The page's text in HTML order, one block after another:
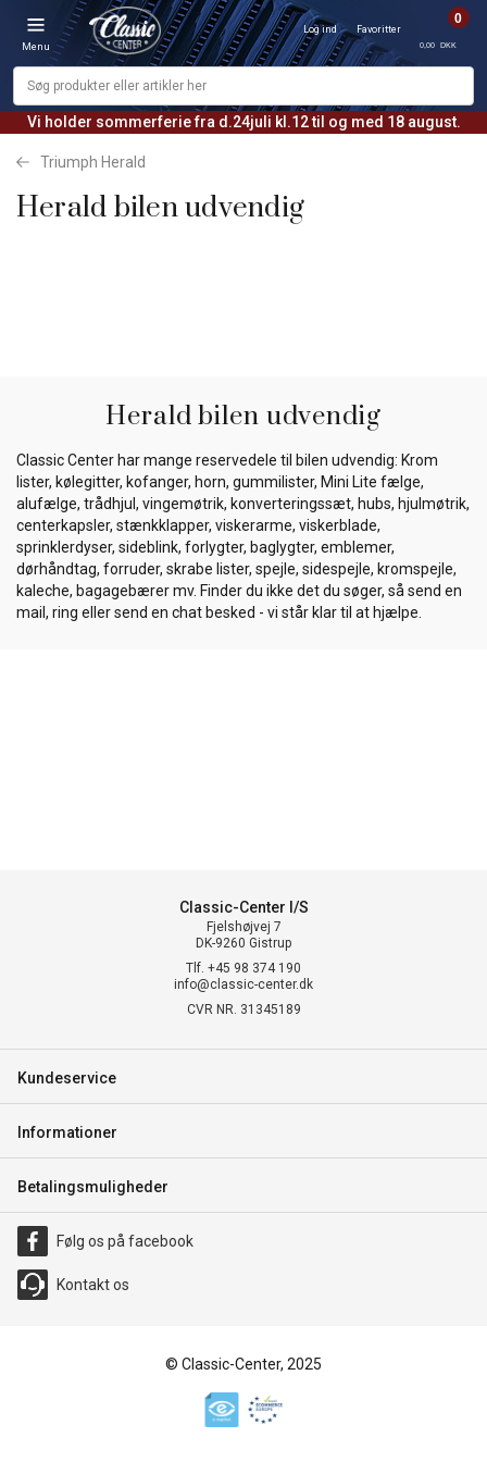
Vi holder sommerferie fra d.24juli kl.12 til og med 18 august.
Menu
Log ind Favoritter
0
0,00 DKK
Triumph Herald
Herald bilen udvendig
Herald bilen udvendig
Classic Center har mange reservedele til bilen udvendig: Krom
lister, kølegitter, kofanger, horn, gummilister, Mini Lite fælge,
alufælge, trådhjul, vingemøtrik, konverteringssæt, hubs, hjulmøtrik,
centerkapsler, stænkklapper, viskerarme, viskerblade,
sprinklerdyser, sideblink, forlygter, baglygter, emblemer,
dørhåndtag, forruder, skrabe lister, spejle, sidespejle, kromspejle,
kaleche, bagagebærer mv. Finder du ikke det du søger, så send en
mail, ring eller send en chat besked - vi står klar til at hjælpe.
Classic-Center I/S
Fjelshøjvej 7
DK-9260 Gistrup
Tlf. +45 98 374 190
info@classic-center.dk
CVR NR. 31345189
Kundeservice
Informationer
Betalingsmuligheder
Følg os på facebook
Kontakt os
© Classic-Center, 2025